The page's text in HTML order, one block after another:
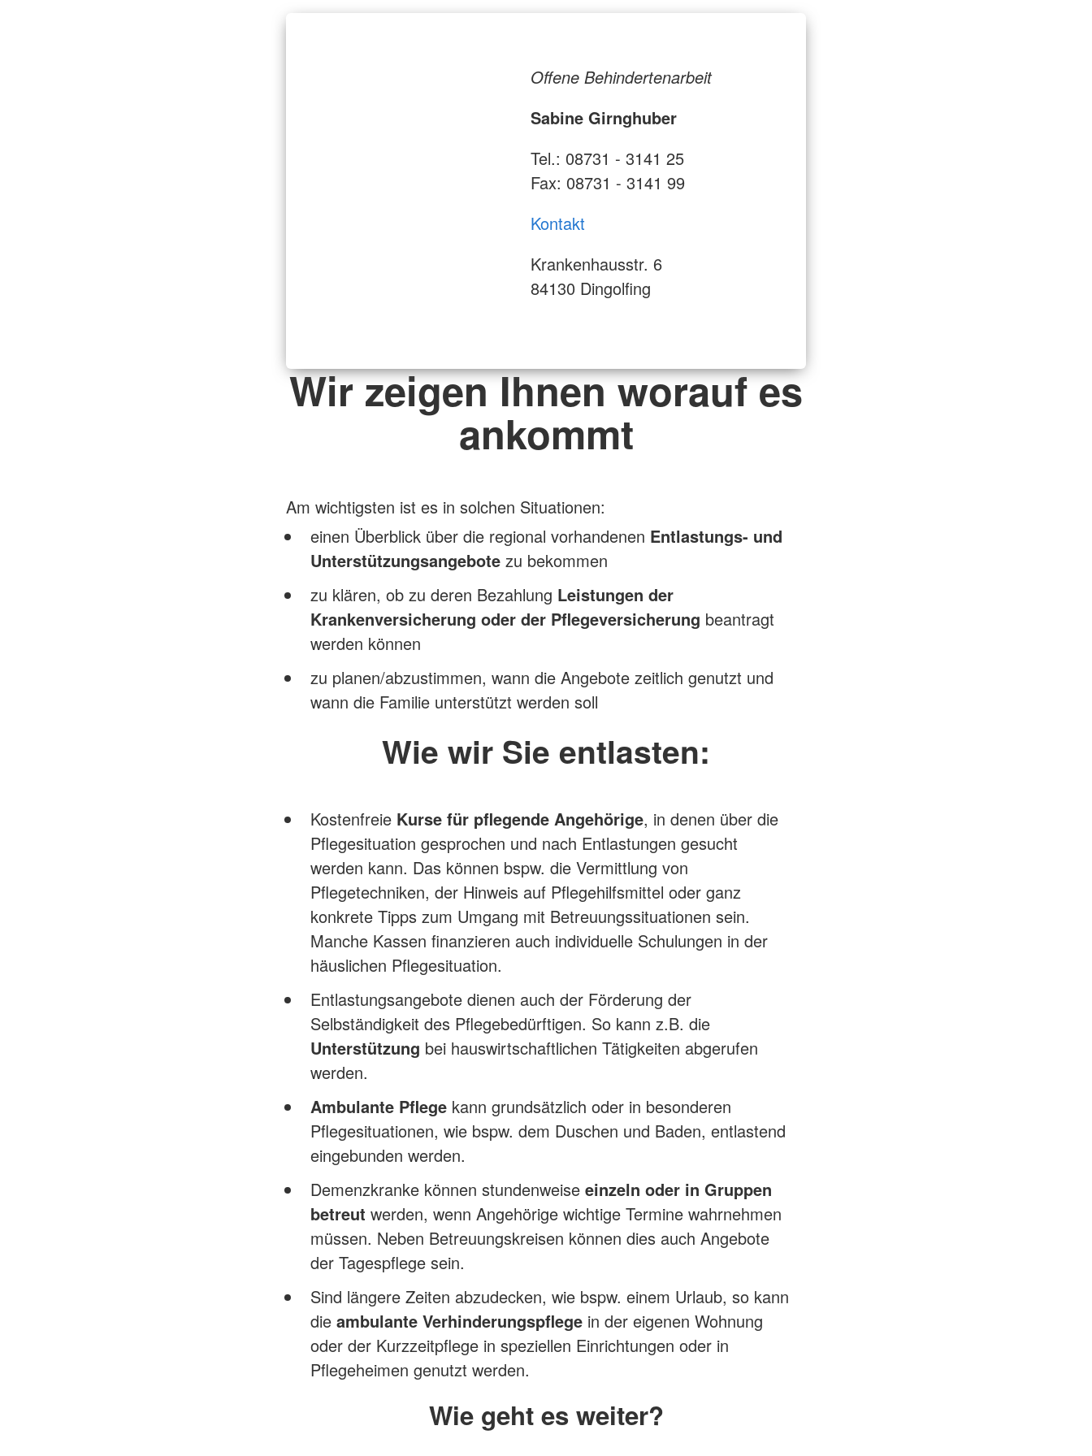
Offene Behindertenarbeit
Sabine Girnghuber
Tel.: 08731 - 3141 25
Fax: 08731 - 3141 99
Kontakt
Krankenhausstr. 6
84130 Dingolfing
Wir zeigen Ihnen worauf es
ankommt
Am wichtigsten ist es in solchen Situationen:
einen Überblick über die regional vorhandenen Entlastungs- und
Unterstützungsangebote zu bekommen
zu klären, ob zu deren Bezahlung Leistungen der
Krankenversicherung oder der Pflegeversicherung beantragt
werden können
zu planen/abzustimmen, wann die Angebote zeitlich genutzt und
wann die Familie unterstützt werden soll
Wie wir Sie entlasten:
Kostenfreie Kurse für pflegende Angehörige, in denen über die
Pflegesituation gesprochen und nach Entlastungen gesucht
werden kann. Das können bspw. die Vermittlung von
Pflegetechniken, der Hinweis auf Pflegehilfsmittel oder ganz
konkrete Tipps zum Umgang mit Betreuungssituationen sein.
Manche Kassen finanzieren auch individuelle Schulungen in der
häuslichen Pflegesituation.
Entlastungsangebote dienen auch der Förderung der
Selbständigkeit des Pflegebedürftigen. So kann z.B. die
Unterstützung bei hauswirtschaftlichen Tätigkeiten abgerufen
werden.
Ambulante Pflege kann grundsätzlich oder in besonderen
Pflegesituationen, wie bspw. dem Duschen und Baden, entlastend
eingebunden werden.
Demenzkranke können stundenweise einzeln oder in Gruppen
betreut werden, wenn Angehörige wichtige Termine wahrnehmen
müssen. Neben Betreuungskreisen können dies auch Angebote
der Tagespflege sein.
Sind längere Zeiten abzudecken, wie bspw. einem Urlaub, so kann
die ambulante Verhinderungspflege in der eigenen Wohnung
oder der Kurzzeitpflege in speziellen Einrichtungen oder in
Pflegeheimen genutzt werden.
Wie geht es weiter?